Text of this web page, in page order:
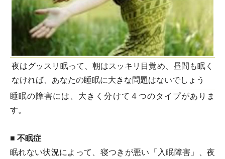
夜はグッスリ眠って、朝はスッキリ目覚め、昼間も眠く
なければ、あなたの睡眠に大きな問題はないでしょう
睡眠の障害には、大きく分けて４つのタイプがありま
す。
■ 不眠症
眠れない状況によって、寝つきが悪い「入眠障害」、夜